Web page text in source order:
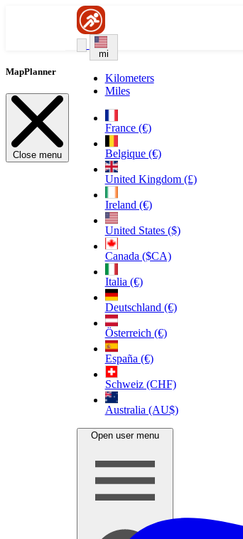
mi
Kilometers
Miles
France (€)
Belgique (€)
United Kingdom (£)
Ireland (€)
United States ($)
Canada ($CA)
Italia (€)
Deutschland (€)
Österreich (€)
España (€)
Schweiz (CHF)
Australia (AU$)
Open user menu
MapPlanner
Close menu